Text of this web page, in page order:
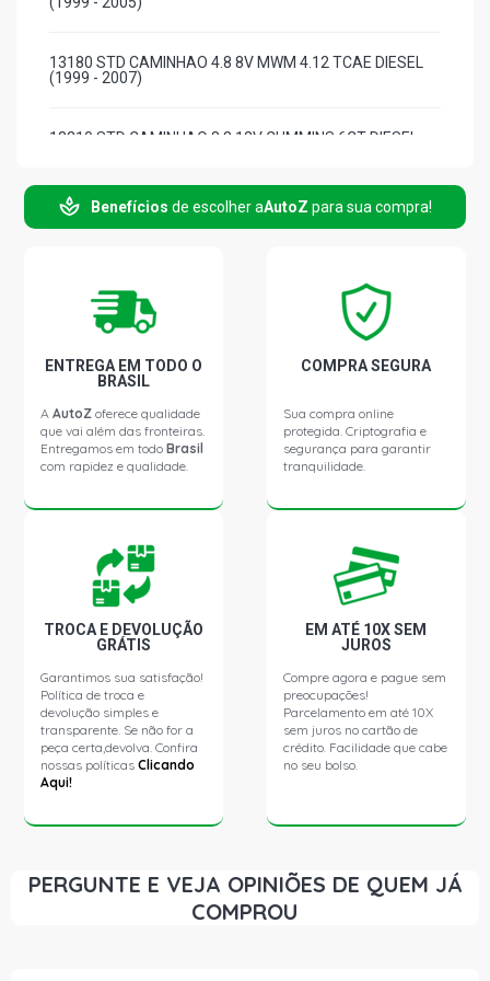
13180 STD CAMINHAO 4.8 8V MWM 4.12 TCAE DIESEL
(1999 - 2007)
13210 STD CAMINHAO 8.3 12V CUMMINS 6CT DIESEL
14170 STD CAMINHAO 5.9 12V CUMMINS 6B 5.9T
DIESEL (1987 - 2000)
14200 STD CAMINHAO 6.4 12V MWM 6.10 NA DIESEL
(1991 - 1994)
14200 STD CAMINHAO 6.4 12V MWM 6.10 SERIE 10 TCA
DIESEL (1991 - 1994)
14200 STD ONIBUS 6.4 12V MWM 6.10 T DIESEL (1991 -
1994)
14210 STD CAMINHAO 8.3 12V CUMMINS 6CT 8.3
15170 STD CAMINHAO 5.9 12V CUMMINS 6BTAA DIESEL
(2000 - 2002)
DIESEL (2001 - 2007)
16170 STD CAMINHAO 5.9 12V CUMMINS 6B 5.9T
DIESEL (1988 - 1999)
16200 STD CAMINHAO 5.9 12V CUMMINS 6B 5.9T
16220 STD CAMINHAO 8.3 12V CUMMINS 6CT 8.3T
DIESEL (1990 - 2000)
Benefícios de escolher aAutoZ para sua compra!
ENTREGA EM TODO O
BRASIL
AAutoZ oferece qualidade
que vai além das fronteiras.
Entregamos em todoBrasil
com rapidez e qualidade.
COMPRA SEGURA
Sua compra online
protegida. Criptografia e
segurança para garantir
tranquilidade.
TROCA E DEVOLUÇÃO
GRÁTIS
Garantimos sua satisfação!
Política de troca e
devolução simples e
transparente. Se não for a
peça certa,devolva. Confira
nossas políticasClicando
Aqui!
EM ATÉ 10X SEM
JUROS
Compre agora e pague sem
preocupações!
Parcelamento em até 10X
sem juros no cartão de
crédito. Facilidade que cabe
no seu bolso.
PERGUNTE E VEJA OPINIÕES DE QUEM JÁ
COMPROU